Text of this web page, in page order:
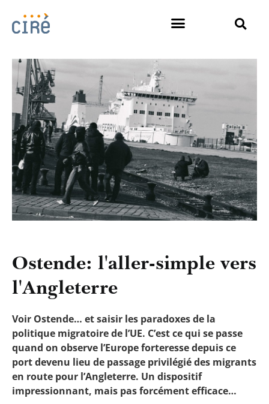
Ostende: l'aller-simple vers
l'Angleterre
Voir Ostende… et saisir les paradoxes de la
politique migratoire de l’UE. C’est ce qui se passe
quand on observe l’Europe forteresse depuis ce
port devenu lieu de passage privilégié des migrants
en route pour l’Angleterre. Un dispositif
impressionnant, mais pas forcément efficace…